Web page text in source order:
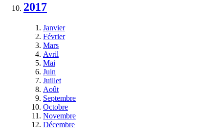
2017
Janvier
Février
Mars
Avril
Mai
Juin
Juillet
Août
Septembre
Octobre
Novembre
Décembre